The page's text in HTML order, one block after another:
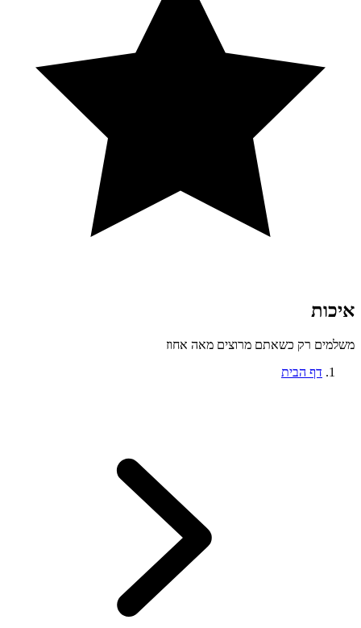
איכות
משלמים רק כשאתם מרוצים מאה אחוז
דף הבית